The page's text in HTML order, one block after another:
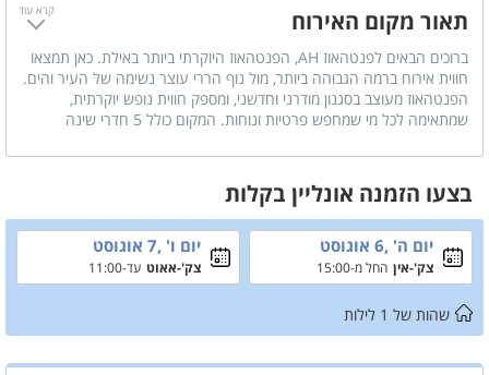
תאור מקום האירוח
ברוכים הבאים לפנטהאוז AH, הפנטהאוז היוקרתי ביותר באילת. כאן תמצאו
חווית אירוח ברמה הגבוהה ביותר, מול נוף הררי עוצר נשימה של העיר והים.
הפנטהאוז מעוצב בסגנון מודרני וחדשני, ומספק חווית נופש יוקרתית,
שמתאימה לכל מי שמחפש פרטיות ונוחות. המקום כולל 5 חדרי שינה
להירגע וליהנות מהנוף המהמם של אילת והים. אידיאלי למשפחות, זוגות
וקבוצות המחפשות חופשה איכותית
קרא עוד
בצעו הזמנה אונליין בקלות
יום ה' ,6 אוגוסט
צק'-אין החל מ-15:00
יום ו' ,7 אוגוסט
צק'-אאוט עד-11:00
שהות של 1 לילות